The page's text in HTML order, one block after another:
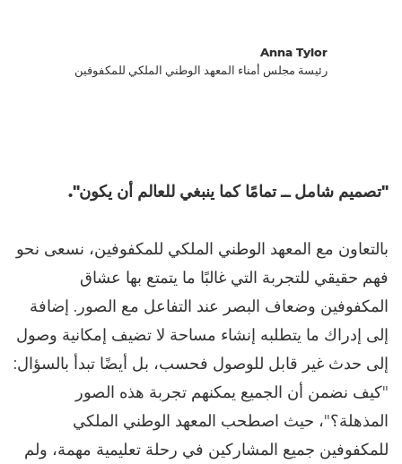
Anna Tylor
رئيسة مجلس أمناء المعهد الوطني الملكي للمكفوفين
"تصميم شامل ــ تمامًا كما ينبغي للعالم أن يكون".
بالتعاون مع المعهد الوطني الملكي للمكفوفين، نسعى نحو
فهم حقيقي للتجربة التي غالبًا ما يتمتع بها عشاق
المكفوفين وضعاف البصر عند التفاعل مع الصور. إضافة
إلى إدراك ما يتطلبه إنشاء مساحة لا تضيف إمكانية وصول
إلى حدث غير قابل للوصول فحسب، بل أيضًا تبدأ بالسؤال:
"كيف نضمن أن الجميع يمكنهم تجربة هذه الصور
المذهلة؟"، حيث اصطحب المعهد الوطني الملكي
للمكفوفين جميع المشاركين في رحلة تعليمية مهمة، ولم